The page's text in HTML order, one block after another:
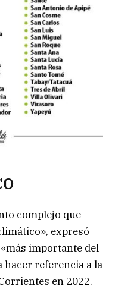
complejo que
expresó
importante del
hacer referencia a la
en 2022.